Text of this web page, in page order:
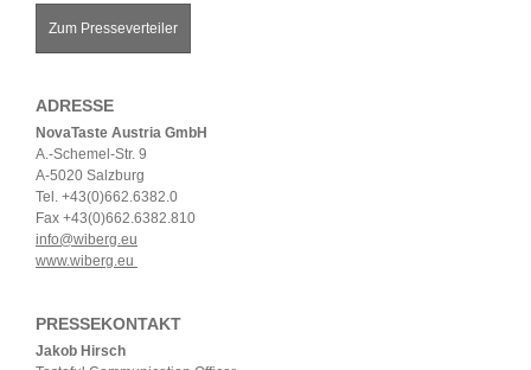
Zum Presseverteiler
ADRESSE
NovaTaste Austria GmbH
A.-Schemel-Str. 9
A-5020 Salzburg
Tel. +43(0)662.6382.0
Fax +43(0)662.6382.810
info@wiberg.eu
www.wiberg.eu
PRESSEKONTAKT
Jakob Hirsch